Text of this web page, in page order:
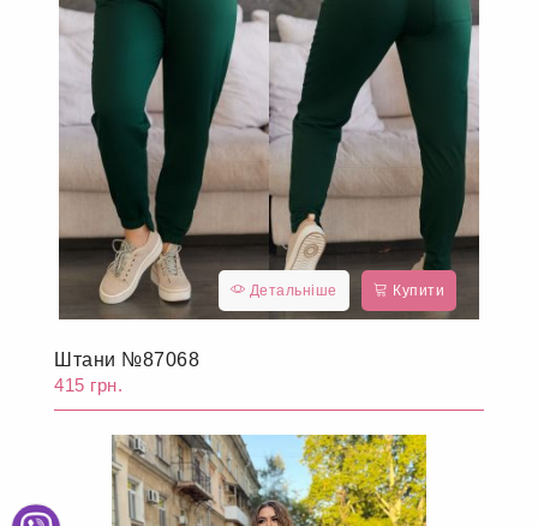
Детальніше Купити
Штани №87068
415 грн.